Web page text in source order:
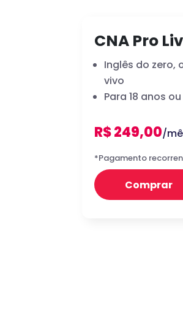
CNA Pro
Inglês do zero,
vivo
Para 18 anos
R$ 249,00/
*Pagamento
Comprar